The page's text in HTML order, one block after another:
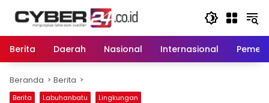
Berita
Daerah Nasional Internasional
Beranda Berita
Berita Labuhanbatu Lingkungan